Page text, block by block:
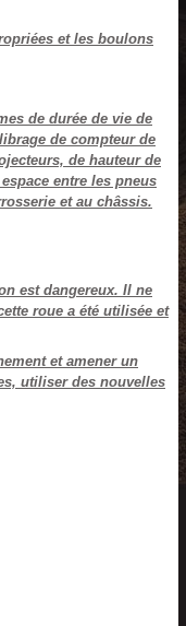
et les boulons
de durée de vie de
de compteur de
de hauteur de
entre les pneus
et au châssis.
est dangereux. Il ne
roue a été utilisée et
et amener un
utiliser des nouvelles